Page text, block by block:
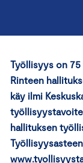
Työllisyys on
Rinteen
käy ilmi
hallituksen